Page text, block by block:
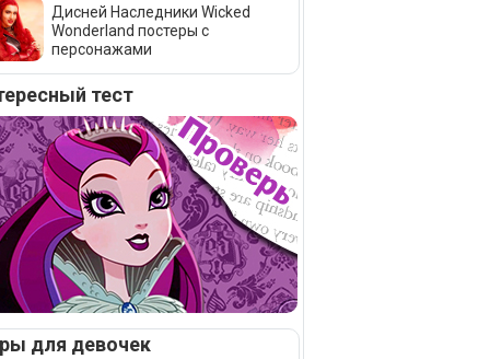
Дисней Наследники Wicked
Wonderland постеры с
персонажами
тест
для девочек